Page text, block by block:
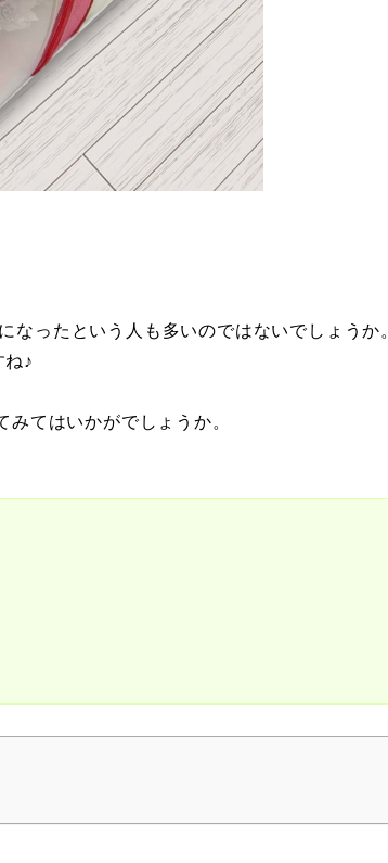
ったという人も多いのではないでしょうか。
♪
てはいかがでしょうか。